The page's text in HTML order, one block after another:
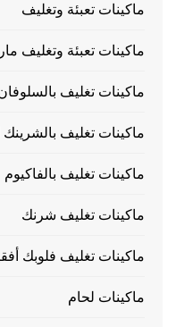
ماكينات تعبئة وتغليف
ماكينات تعبئة وتغليف
ماكينات تغليف
ماكينات تغليف بالشرينك
ماكينات تغليف بالفاكيوم
ماكينات تغليف شرنك
ماكينات تغليف فلوبك
ماكينات لحام